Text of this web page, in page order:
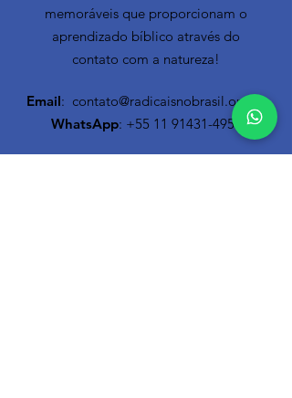
memoráveis que proporcionam o
aprendizado bíblico através do
contato com a natureza!
Email: contato@radicaisnobrasil.org.br
WhatsApp: +55 11 91431-4950